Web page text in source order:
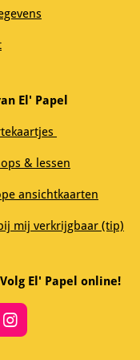
El' Papel
& lessen
ansichtkaarten
mij verkrijgbaar (tip)
Volg El' Papel online!
I
n